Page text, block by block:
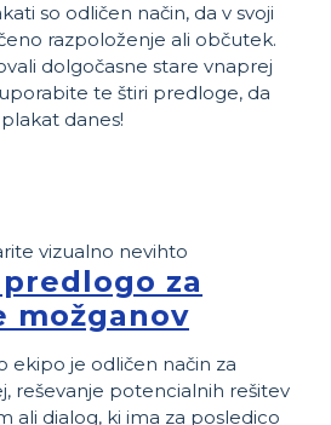
so odličen način, da v svoji
razpoloženje ali občutek.
dolgočasne stare vnaprej
te štiri predloge, da
danes!
za
možganov
ekipo je odličen način za
reševanje potencialnih rešitev
ali dialog, ki ima za posledico